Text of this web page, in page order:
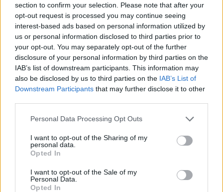
section to confirm your selection. Please note that after your
opt-out request is processed you may continue seeing
interest-based ads based on personal information utilized by
us or personal information disclosed to third parties prior to
your opt-out. You may separately opt-out of the further
disclosure of your personal information by third parties on the
IAB’s list of downstream participants. This information may
also be disclosed by us to third parties on the IAB’s List of
Downstream Participants that may further disclose it to other
Personal Data Processing Opt Outs
I want to opt-out of the Sharing of my
personal data.
Opted In
I want to opt-out of the Sale of my
Personal Data.
Opted In
LEGNANO
Legnano punta su un bando
ministeriale per 13 nuove
postazioni di videosorveglianza